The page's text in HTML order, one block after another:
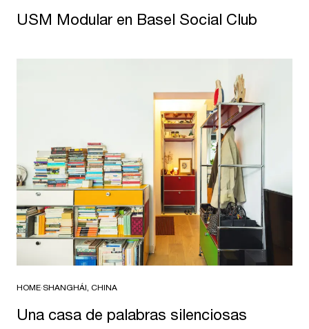
USM Modular en Basel Social Club
HOME·SHANGHÁI, CHINA
Una casa de palabras silenciosas